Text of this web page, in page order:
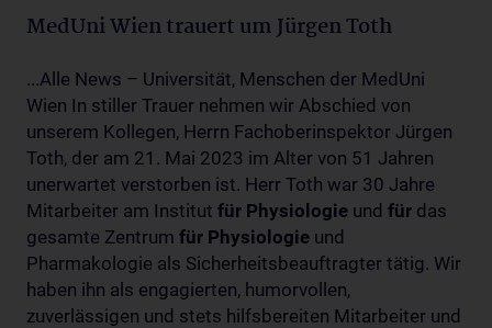
MedUni Wien trauert um Jürgen Toth
...Alle News – Universität, Menschen der MedUni
Wien In stiller Trauer nehmen wir Abschied von
unserem Kollegen, Herrn Fachoberinspektor Jürgen
Toth, der am 21. Mai 2023 im Alter von 51 Jahren
unerwartet verstorben ist. Herr Toth war 30 Jahre
Mitarbeiter am Institut für Physiologie und für das
gesamte Zentrum für Physiologie und
Pharmakologie als Sicherheitsbeauftragter tätig. Wir
haben ihn als engagierten, humorvollen,
zuverlässigen und stets hilfsbereiten Mitarbeiter und